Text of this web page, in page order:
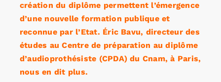
création du diplôme permettent l’émergence
d’une nouvelle formation publique et
reconnue par l’Etat. Éric Bavu, directeur des
études au Centre de préparation au diplôme
d’audioprothésiste (CPDA) du Cnam, à Paris,
nous en dit plus.